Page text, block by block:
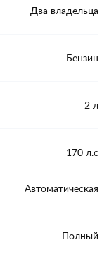
Два владельца
Бензин
2 л
170 л.с
Автоматическая
Полный